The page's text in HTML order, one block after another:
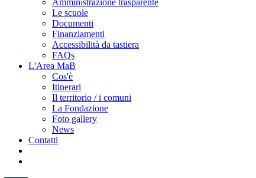
Le scuole
Documenti
Finanziamenti
Accessibilità da tastiera
FAQs
L'Area MaB
Cos'è
Itinerari
Il territorio / i comuni
La Fondazione
Foto gallery
News
Contatti